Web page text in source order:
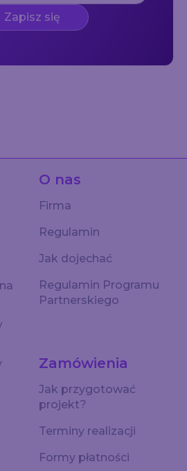
Zapisz się
O nas
Firma
Regulamin
Jak dojechać
Regulamin Programu
Partnerskiego
Zamówienia
Jak przygotować
projekt?
Terminy realizacji
Formy płatności